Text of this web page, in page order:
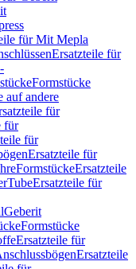
für Mit Mepla
Ersatzteile für
Formstücke
auf andere
für
für
für
Ersatzteile für
FormstückeErsatzteile
Ersatzteile für
Geberit
Formstücke
Ersatzteile für
Ersatzteile